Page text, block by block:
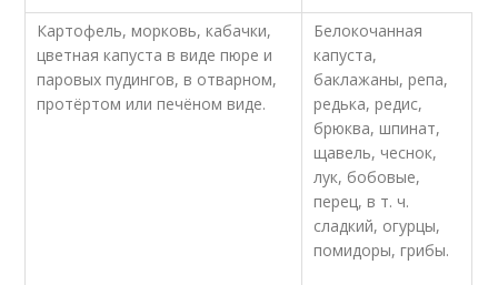
Картофель, морковь, кабачки,
цветная капуста в виде пюре и
паровых пудингов, в отварном,
протёртом или печёном виде.
Белокочанная
капуста,
баклажаны, репа,
редька, редис,
брюква, шпинат,
щавель, чеснок,
лук, бобовые,
перец, в т. ч.
сладкий, огурцы,
помидоры, грибы.